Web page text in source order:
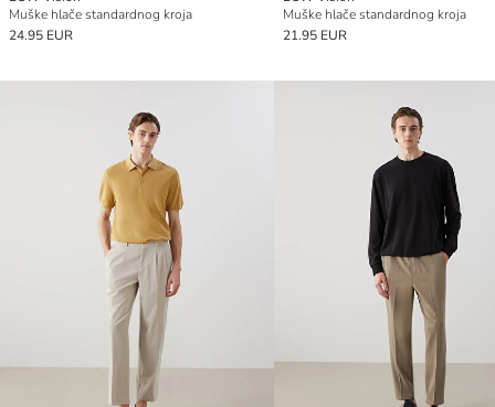
Muške hlače standardnog kroja
24.95 EUR
Muške hlače standardnog kroja
21.95 EUR